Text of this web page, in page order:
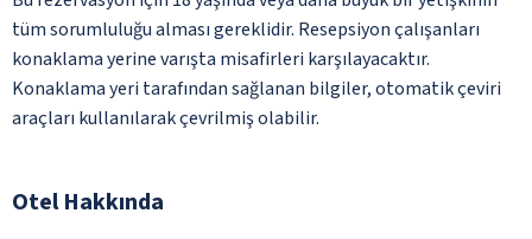
tüm sorumluluğu alması gereklidir. Resepsiyon çalışanları
konaklama yerine varışta misafirleri karşılayacaktır.
Konaklama yeri tarafından sağlanan bilgiler, otomatik çeviri
araçları kullanılarak çevrilmiş olabilir.
Otel Hakkında